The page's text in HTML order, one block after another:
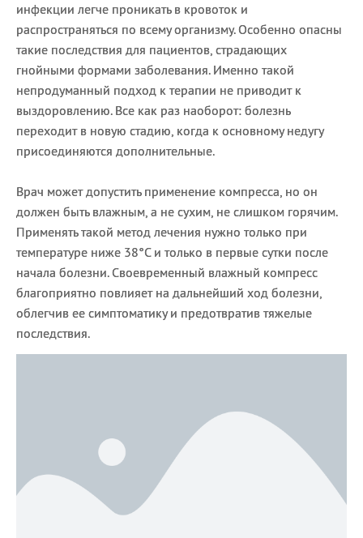
инфекции легче проникать в кровоток и
распространяться по всему организму. Особенно опасны
такие последствия для пациентов, страдающих
гнойными формами заболевания. Именно такой
непродуманный подход к терапии не приводит к
выздоровлению. Все как раз наоборот: болезнь
переходит в новую стадию, когда к основному недугу
присоединяются дополнительные.
Врач может допустить применение компресса, но он
должен быть влажным, а не сухим, не слишком горячим.
Применять такой метод лечения нужно только при
температуре ниже 38°С и только в первые сутки после
начала болезни. Своевременный влажный компресс
благоприятно повлияет на дальнейший ход болезни,
облегчив ее симптоматику и предотвратив тяжелые
последствия.